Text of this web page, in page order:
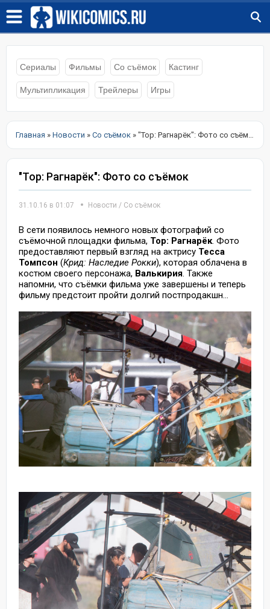
Сериалы Фильмы Со съёмок Кастинг
Мультипликация Трейлеры Игры
Главная » Новости » Со съёмок » "Тор: Рагнарёк": Фото со съёмок
"Тор: Рагнарёк": Фото со съёмок
31.10.16 в 01:07 Новости / Со съёмок
В сети появилось немного новых фотографий со
съёмочной площадки фильма, Тор: Рагнарёк. Фото
предоставляют первый взгляд на актрису Тесса
Томпсон (Крид: Наследие Рокки), которая облачена в
костюм своего персонажа, Валькирия. Также
напомни, что съёмки фильма уже завершены и теперь
фильму предстоит пройти долгий постпродакшн...